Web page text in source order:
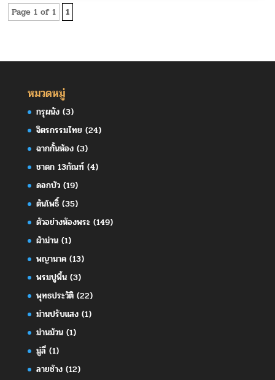
Page 1 of 1 1
หมวดหมู่
กรุผนัง(3)
จิตรกรรมไทย (24)
ฉากกั้นห้อง(3)
ชาดก 13กัณฑ์(4)
ดอกบัว(19)
ต้นโพธิ์(35)
ตัวอย่างห้องพระ(149)
ผ้าม่าน(1)
พญานาค(13)
พรมปูพื้น(3)
พุทธประวัติ(22)
ม่านปรับแสง(1)
ม่านม้วน(1)
มู่ลี่(1)
ลายช้าง(12)